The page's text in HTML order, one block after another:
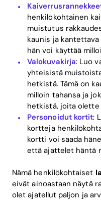
henkilökohtainen
muistutus
kaunis ja
hän voi käyttää
Valokuvakirja: Luo
yhteisistä
hetkistä. Tämä on
milloin tahansa ja
hetkistä, joita olette
Personoidut kortit:
kortteja
kortti voi saada
että ajattelet häntä
Nämä henkilökohtaiset
eivät ainoastaan näytä
olet ajatellut paljon ja